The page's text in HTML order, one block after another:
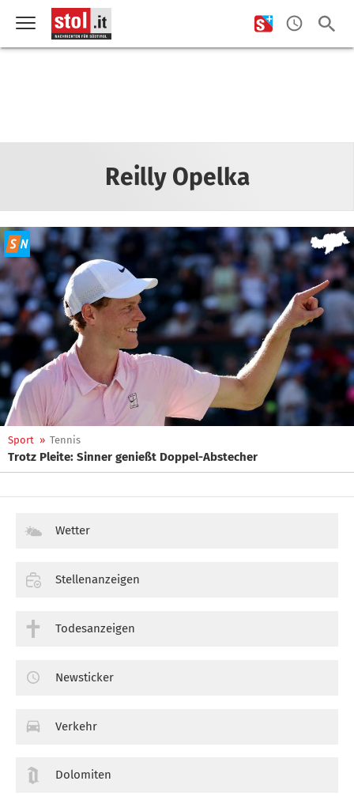
Reilly Opelka
Sport » Tennis
Trotz Pleite: Sinner genießt Doppel-Abstecher
Wetter
Stellenanzeigen
Todesanzeigen
Newsticker
Verkehr
Dolomiten